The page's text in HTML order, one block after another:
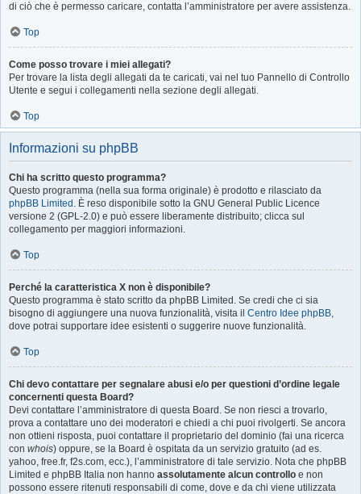
di ciò che è permesso caricare, contatta l’amministratore per avere assistenza.
Top
Come posso trovare i miei allegati?
Per trovare la lista degli allegati da te caricati, vai nel tuo Pannello di Controllo
Utente e segui i collegamenti nella sezione degli allegati.
Top
Informazioni su phpBB
Chi ha scritto questo programma?
Questo programma (nella sua forma originale) è prodotto e rilasciato da
phpBB Limited . È reso disponibile sotto la GNU General Public Licence
versione 2 (GPL-2.0) e può essere liberamente distribuito; clicca sul
collegamento per maggiori informazioni.
Top
Perché la caratteristica X non è disponibile?
Questo programma è stato scritto da phpBB Limited. Se credi che ci sia
bisogno di aggiungere una nuova funzionalità, visita il Centro Idee phpBB,
dove potrai supportare idee esistenti o suggerire nuove funzionalità.
Top
Chi devo contattare per segnalare abusi e/o per questioni d’ordine legale
concernenti questa Board?
Devi contattare l’amministratore di questa Board. Se non riesci a trovarlo,
prova a contattare uno dei moderatori e chiedi a chi puoi rivolgerti. Se ancora
non ottieni risposta, puoi contattare il proprietario del dominio (fai una ricerca
con whois) oppure, se la Board è ospitata da un servizio gratuito (ad es.
yahoo, free.fr, f2s.com, ecc.), l’amministratore di tale servizio. Nota che phpBB
Limited e phpBB Italia non hanno assolutamente alcun controllo e non
possono essere ritenuti responsabili di come, dove e da chi viene utilizzata